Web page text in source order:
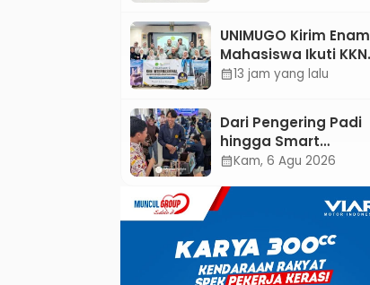
Oktober 2026
UNIMUGO Kirim Enam
Mahasiswa Ikuti KKN
Internasional 2026 di
calendar_month13 jam yang lalu
Dari Pengering Padi
hingga Smart
Parking: Mahasiswa
Pameran CODEX 2
calendar_monthKam, 6 Agu 2026